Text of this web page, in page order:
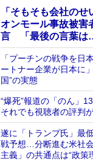
「そもそも会社の
オンモール事故被害
言 「最後の言葉は
「プーチンの戦争を日
ートナー企業が日本に
国”の実態
“爆死”報道の「のん」
それでも視聴者の評判
遂に「トランプ氏」最
戦予想…分断進む米社
主義」の共通点は“政策